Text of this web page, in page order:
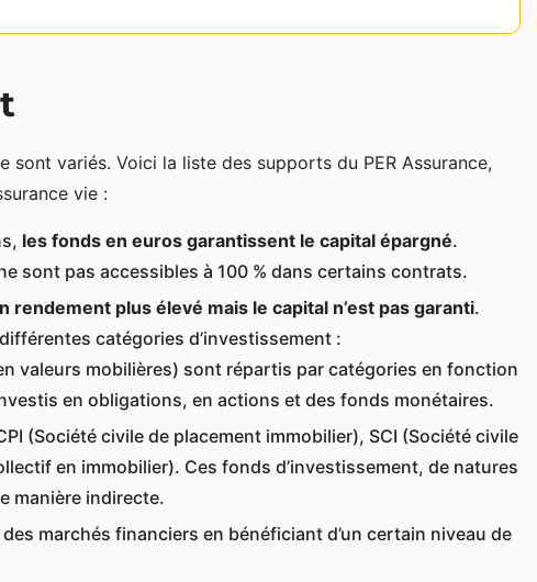
variés. Voici la liste des supports du PER Assurance,
vie :
les fonds en euros garantissent le capital épargné.
sont pas accessibles à 100 % dans certains contrats.
rendement plus élevé mais le capital n’est pas garanti.
catégories d’investissement :
valeurs mobilières) sont répartis par catégories en fonction
en obligations, en actions et des fonds monétaires.
(Société civile de placement immobilier), SCI (Société civile
en immobilier). Ces fonds d’investissement, de natures
manière indirecte.
marchés financiers en bénéficiant d’un certain niveau de